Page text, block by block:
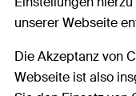
unserer Webseite
Die Akzeptanz von
Webseite ist also